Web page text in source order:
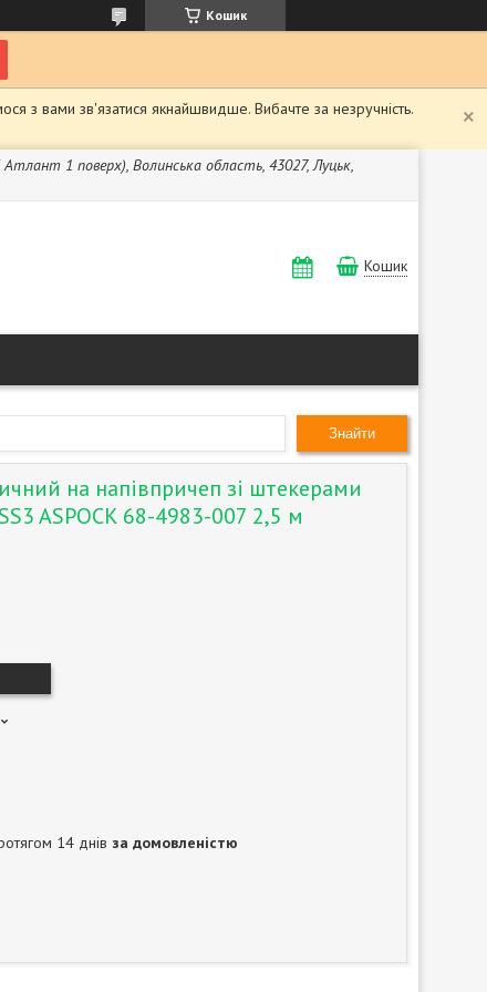
Кошик
з вами зв'язатися якнайшвидше. Вибачте за незручність.
Атлант 1 поверх), Волинська область, 43027, Луцьк,
Кошик
Знайти
на напівпричеп зі штекерами
ASPOCK 68-4983-007 2,5 м
14 днів за домовленістю